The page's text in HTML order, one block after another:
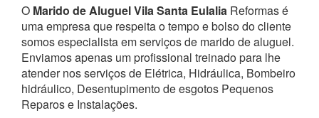
O Marido de Aluguel Vila Santa Eulalia Reformas é
uma empresa que respeita o tempo e bolso do cliente
somos especialista em serviços de marido de aluguel.
Enviamos apenas um profissional treinado para lhe
atender nos serviços de Elétrica, Hidráulica, Bombeiro
hidráulico, Desentupimento de esgotos Pequenos
Reparos e Instalações.